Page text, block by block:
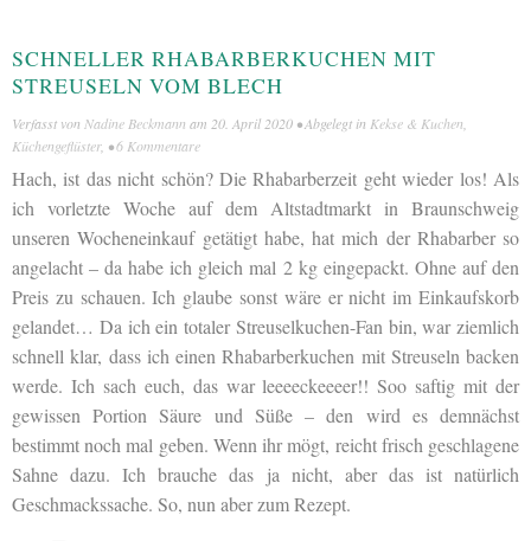
SCHNELLER RHABARBERKUCHEN MIT
STREUSELN VOM BLECH
Verfasst von Nadine Beckmann am 20. April 2020 • Abgelegt in Kekse & Kuchen
Küchengeflüster, •6 Kommentare
Hach, ist das nicht schön? Die Rhabarberzeit geht wieder los! Als
ich vorletzte Woche auf dem Altstadtmarkt in Braunschweig
unseren Wocheneinkauf getätigt habe, hat mich der Rhabarber so
angelacht – da habe ich gleich mal 2 kg eingepackt. Ohne auf den
Preis zu schauen. Ich glaube sonst wäre er nicht im Einkaufskorb
gelandet… Da ich ein totaler Streuselkuchen-Fan bin, war ziemlich
schnell klar, dass ich einen Rhabarberkuchen mit Streuseln backen
werde. Ich sach euch, das war leeeeckeeeer!! Soo saftig mit der
gewissen Portion Säure und Süße – den wird es demnächst
bestimmt noch mal geben. Wenn ihr mögt, reicht frisch geschlagene
Sahne dazu. Ich brauche das ja nicht, aber das ist natürlich
Geschmackssache. So, nun aber zum Rezept.